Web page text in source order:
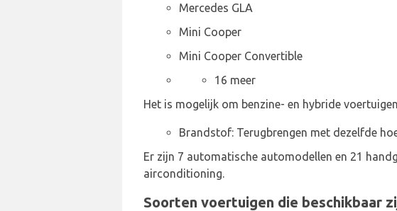
Mercedes GLA
Mini Cooper
Mini Cooper Convertible
16 meer
Het is mogelijk om benzine- en hybride
Brandstof: Terugbrengen met dezelfde
Er zijn 7 automatische automodellen en 21
airconditioning.
Soorten voertuigen die beschikbaar